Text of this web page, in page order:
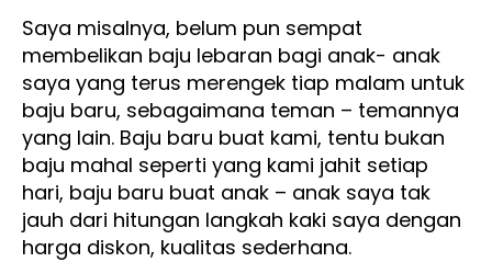
Saya misalnya, belum pun sempat
membelikan baju lebaran bagi anak- anak
saya yang terus merengek tiap malam untuk
baju baru, sebagaimana teman – temannya
yang lain. Baju baru buat kami, tentu bukan
baju mahal seperti yang kami jahit setiap
hari, baju baru buat anak – anak saya tak
jauh dari hitungan langkah kaki saya dengan
harga diskon, kualitas sederhana.